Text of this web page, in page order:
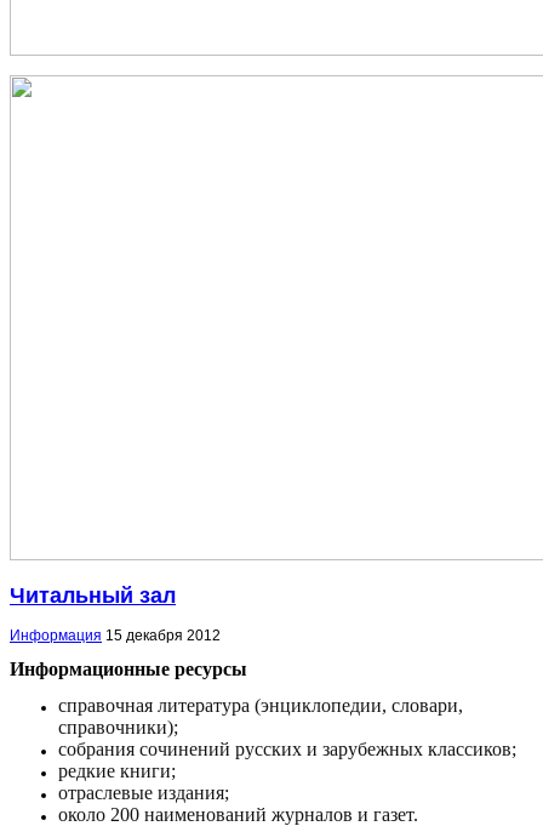
Читальный зал
Информация 15 декабря 2012
Информационные ресурсы
справочная литература (энциклопедии, словари,
справочники);
собрания сочинений русских и зарубежных классиков;
редкие книги;
отраслевые издания;
около 200 наименований журналов и газет.